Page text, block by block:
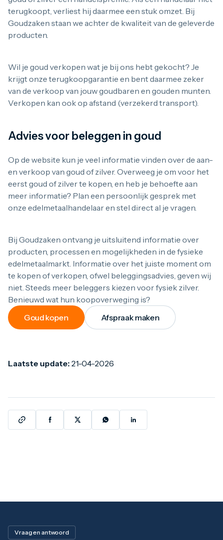
terugkoopt, verliest hij daarmee een stuk omzet. Bij
Goudzaken staan we achter de kwaliteit van de geleverde
producten.
Wil je goud verkopen wat je bij ons hebt gekocht? Je
krijgt onze terugkoopgarantie en bent daarmee zeker
van de verkoop van jouw goudbaren en gouden munten.
Verkopen kan ook op afstand (verzekerd transport).
Advies voor beleggen in goud
Op de website kun je veel informatie vinden over de aan-
en verkoop van goud of zilver. Overweeg je om voor het
eerst goud of zilver te kopen, en heb je behoefte aan
meer informatie? Plan een persoonlijk gesprek met
onze edelmetaalhandelaar en stel direct al je vragen.
Bij Goudzaken ontvang je uitsluitend informatie over
producten, processen en mogelijkheden in de fysieke
edelmetaalmarkt. Informatie over het juiste moment om
te kopen of verkopen, ofwel beleggingsadvies, geven wij
niet. Steeds meer beleggers kiezen voor fysiek zilver.
Benieuwd wat hun koopoverweging is?
Goud kopen
Afspraak maken
Laatste update: 21-04-2026
Vraag en antwoord